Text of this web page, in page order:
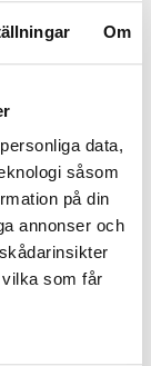
Om
data,
såsom
på din
annonser och
som får
Yttre
miljöriktiga
Samtidigt
skapar
massvis